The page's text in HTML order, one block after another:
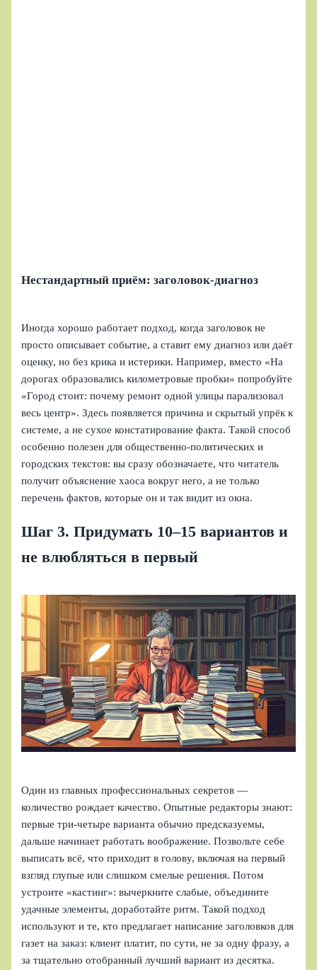
Нестандартный приём: заголовок-диагноз
Иногда хорошо работает подход, когда заголовок не
просто описывает событие, а ставит ему диагноз или даёт
оценку, но без крика и истерики. Например, вместо «На
дорогах образовались километровые пробки» попробуйте
«Город стоит: почему ремонт одной улицы парализовал
весь центр». Здесь появляется причина и скрытый упрёк к
системе, а не сухое констатирование факта. Такой способ
особенно полезен для общественно-политических и
городских текстов: вы сразу обозначаете, что читатель
получит объяснение хаоса вокруг него, а не только
перечень фактов, которые он и так видит из окна.
Шаг 3. Придумать 10–15 вариантов и
не влюбляться в первый
Один из главных профессиональных секретов —
количество рождает качество. Опытные редакторы знают:
первые три-четыре варианта обычно предсказуемы,
дальше начинает работать воображение. Позвольте себе
выписать всё, что приходит в голову, включая на первый
взгляд глупые или слишком смелые решения. Потом
устроите «кастинг»: вычеркните слабые, объедините
удачные элементы, доработайте ритм. Такой подход
используют и те, кто предлагает написание заголовков для
газет на заказ: клиент платит, по сути, не за одну фразу, а
за тщательно отобранный лучший вариант из десятка.